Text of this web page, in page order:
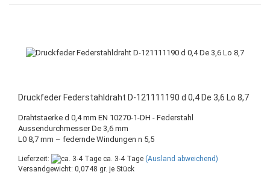
Druckfeder Federstahldraht D-121111190 d 0,4 De 3,6 Lo 8,7
Drahtstaerke d 0,4 mm EN 10270-1-DH - Federstahl
Aussendurchmesser De 3,6 mm
L0 8,7 mm – federnde Windungen n 5,5
Lieferzeit: ca. 3-4 Tage (Ausland abweichend)
Versandgewicht: 0,0748 gr. je Stück